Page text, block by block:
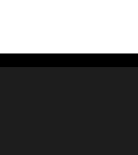
Quarante-Deux